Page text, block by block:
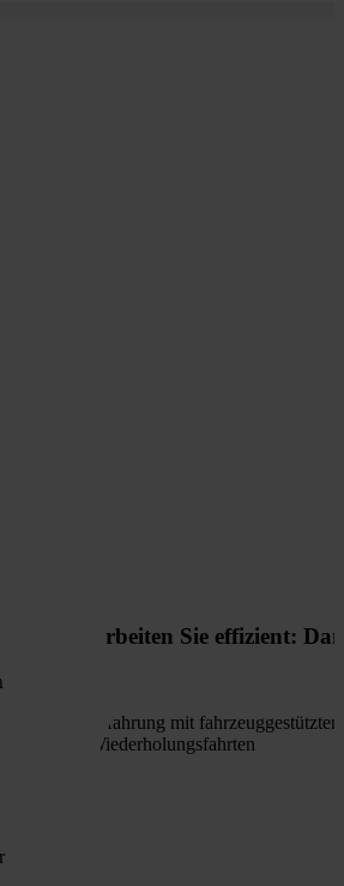
Arbeiten Sie effizient:
Erfahrung mit
Wiederholungsfahrten